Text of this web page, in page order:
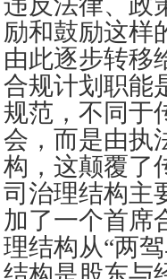
励和鼓励这样
由此逐步转移
合规计划职能
规范，不同于
会，而是由执
构，这颠覆了
司治理结构主
加了一个首席
理结构从“两